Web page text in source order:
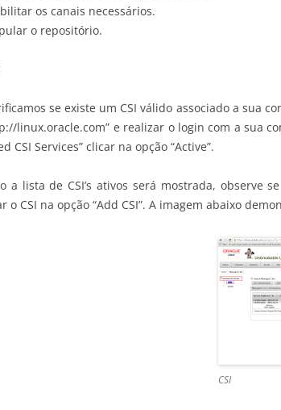
os canais necessários.
o repositório.
se existe um CSI válido associado a sua
linux.oracle.com” e realizar o login com a sua
CSI Services” clicar na opção “Active”.
a lista de CSI’s ativos será mostrada, observe
o CSI na opção “Add CSI”. A imagem abaixo
CSI